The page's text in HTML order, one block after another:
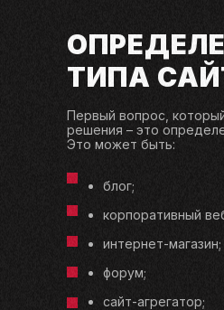
ТИПА
Первый вопрос,
решения – это
Это может быть:
блог;
корпоративный
интернет-магазин;
форум;
сайт-агрегатор;